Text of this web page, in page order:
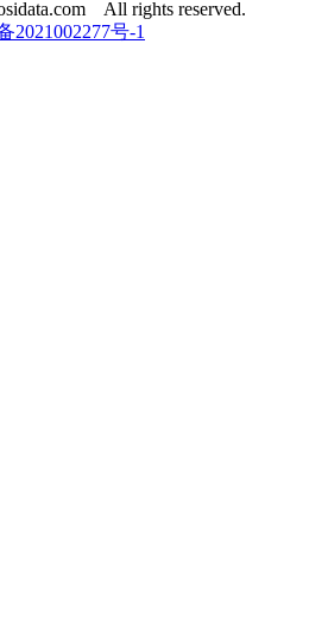
All rights reserved.
2021002277号-1